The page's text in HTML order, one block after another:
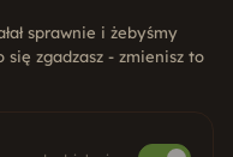
sprawnie i żebyśmy
zgadzasz - zmienisz to